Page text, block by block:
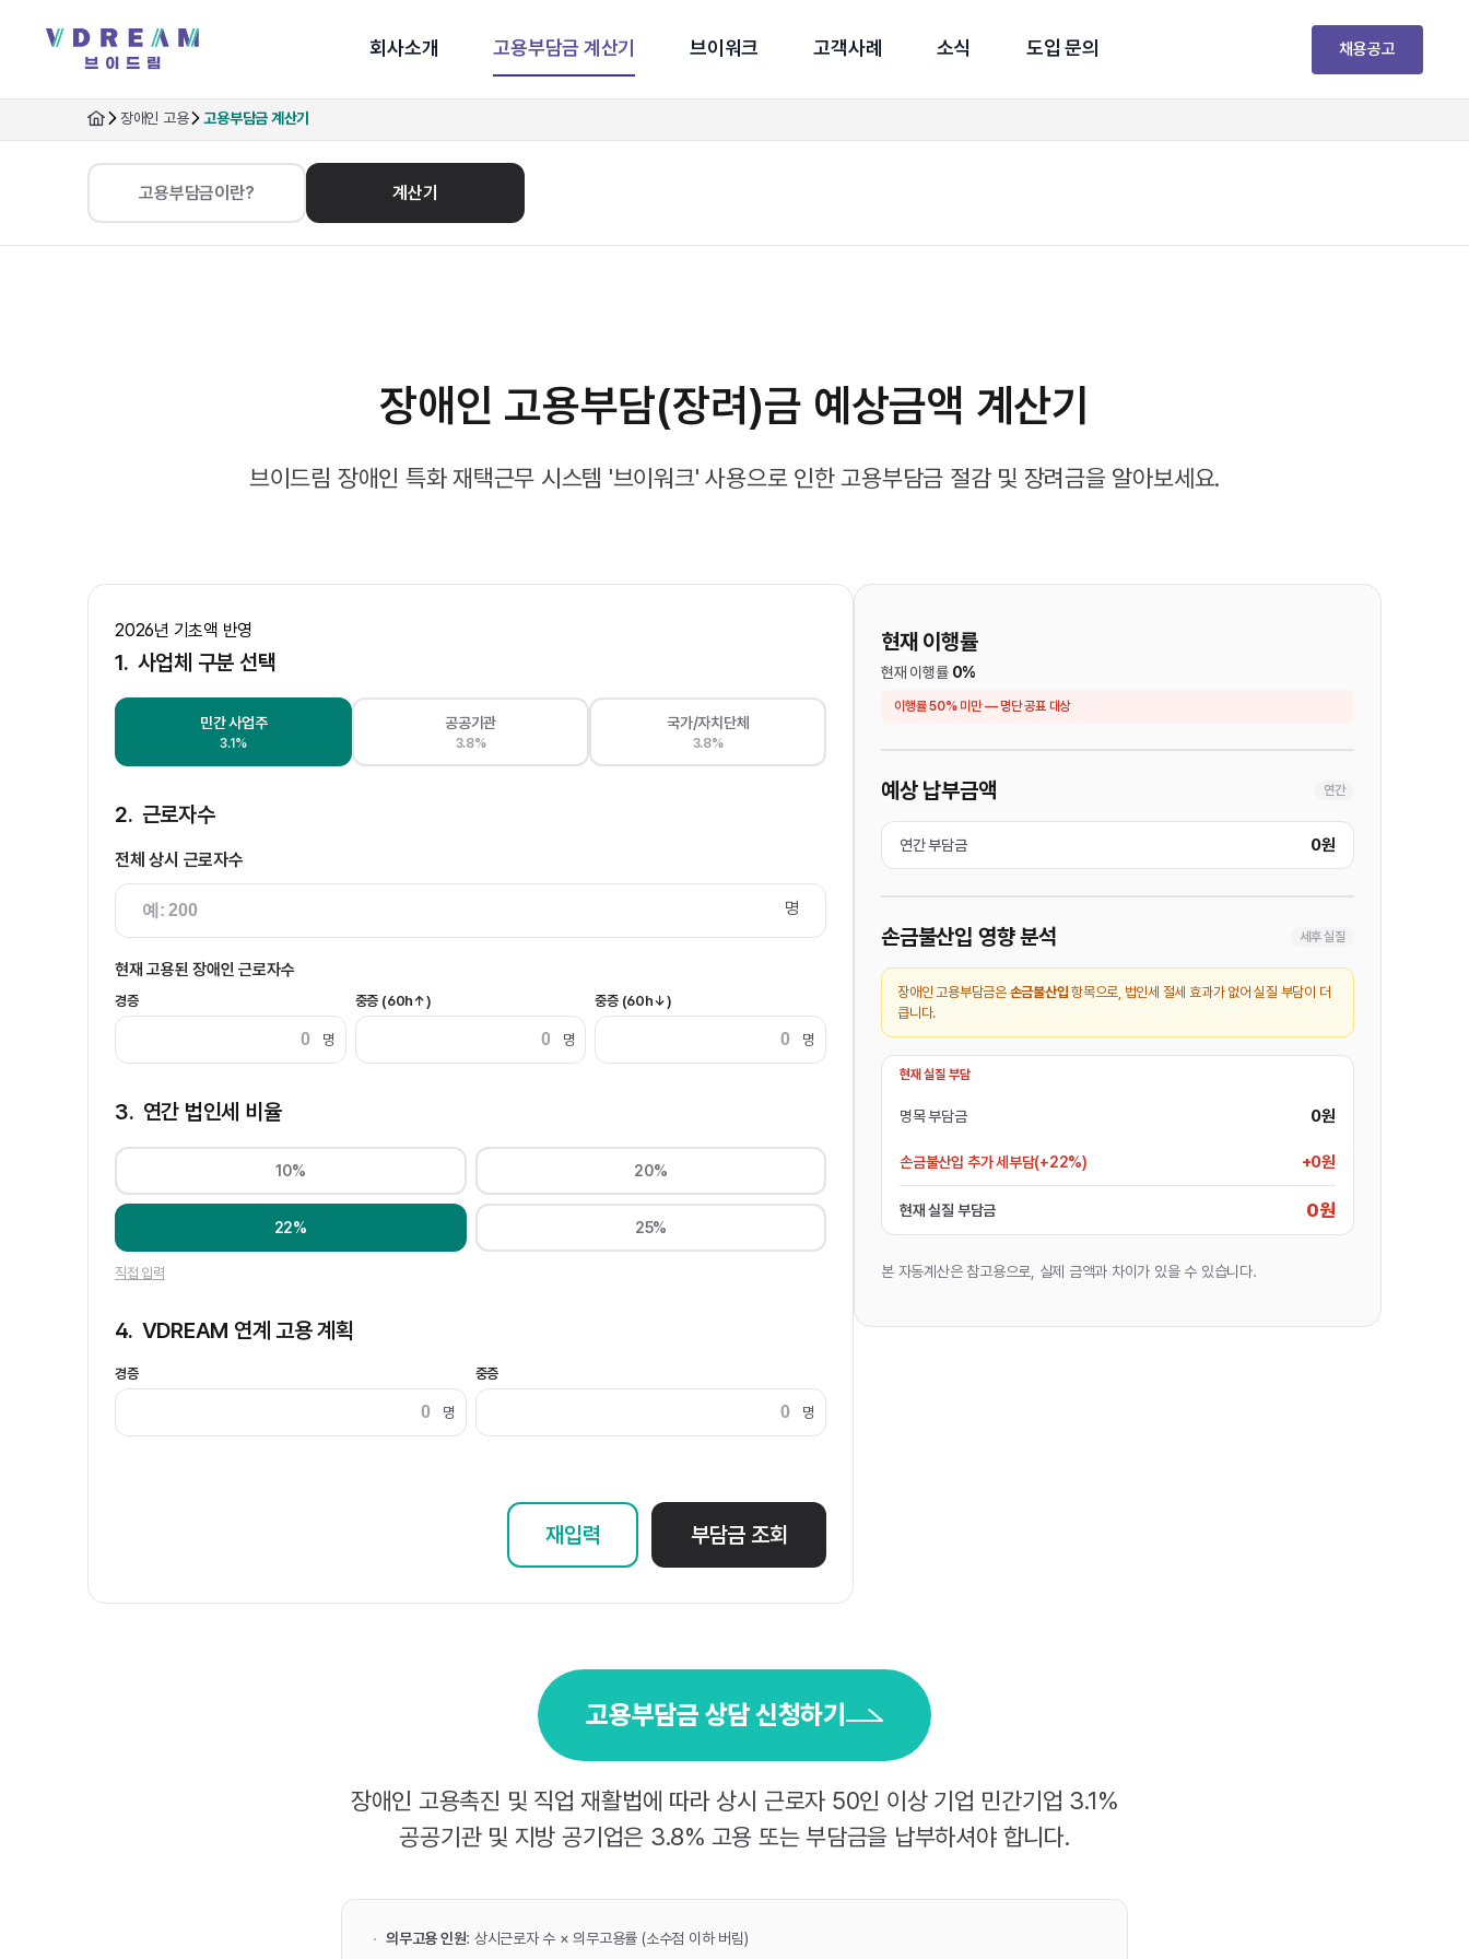
회사소개 고용부담금 계산기 브이워크 고객사례 소식 도입 문의 채용공고
장애인 고용 고용부담금 계산기
고용부담금이란? 계산기
장애인 고용부담(장려)금 예상금액 계산기
브이드림 장애인 특화 재택근무 시스템 '브이워크' 사용으로 인한 고용부담금 절감 및 장려금을 알아보세요.
2026년 기초액 반영
1. 사업체 구분 선택
민간 사업주
3.1%
공공기관
3.8%
국가/자치단체
3.8%
2. 근로자수
전체 상시 근로자수
명
현재 고용된 장애인 근로자수
경증
명
중증 (60h↑)
명
중증 (60h↓)
명
3. 연간 법인세 비율
10% 20%
22% 25%
직접 입력
4. VDREAM 연계 고용 계획
경증
명
중증
명
재입력 부담금 조회
현재 이행률
현재 이행률 0%
이행률 50% 미만 — 명단 공표 대상
예상 납부금액 연간
연간 부담금 0원
손금불산입 영향 분석 세후 실질
장애인 고용부담금은 손금불산입 항목으로, 법인세 절세 효과가 없어 실질 부담이 더
큽니다.
현재 실질 부담
명목 부담금 0원
손금불산입 추가 세부담(+22%) +0원
현재 실질 부담금 0원
본 자동계산은 참고용으로, 실제 금액과 차이가 있을 수 있습니다.
고용부담금 상담 신청하기
장애인 고용촉진 및 직업 재활법에 따라 상시 근로자 50인 이상 기업 민간기업 3.1%
공공기관 및 지방 공기업은 3.8% 고용 또는 부담금을 납부하셔야 합니다.
의무고용 인원: 상시근로자 수 × 의무고용률 (소수점 이하 버림)